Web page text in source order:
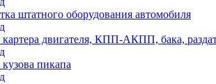
штатного оборудования автомобиля
картера двигателя, КПП-АКПП, бака,
пикапа